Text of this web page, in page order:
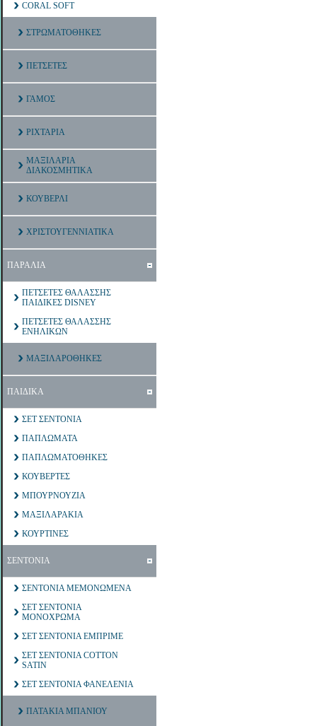
CORAL SOFT
ΣΤΡΩΜΑΤΟΘΗΚΕΣ
ΠΕΤΣΕΤΕΣ
ΓΑΜΟΣ
ΡΙΧΤΑΡΙΑ
ΜΑΞΙΛΑΡΙΑ
ΔΙΑΚΟΣΜΗΤΙΚΑ
ΚΟΥΒΕΡΛΙ
ΧΡΙΣΤΟΥΓΕΝΝΙΑΤΙΚΑ
ΠΑΡΑΛΙΑ
ΠΕΤΣΕΤΕΣ ΘΑΛΑΣΣΗΣ
ΠΑΙΔΙΚΕΣ DISNEY
ΠΕΤΣΕΤΕΣ ΘΑΛΑΣΣΗΣ
ΕΝΗΛΙΚΩΝ
ΜΑΞΙΛΑΡΟΘΗΚΕΣ
ΠΑΙΔΙΚΑ
ΣΕΤ ΣΕΝΤΟΝΙΑ
ΠΑΠΛΩΜΑΤΑ
ΠΑΠΛΩΜΑΤΟΘΗΚΕΣ
ΚΟΥΒΕΡΤΕΣ
ΜΠΟΥΡΝΟΥΖΙΑ
ΜΑΞΙΛΑΡΑΚΙΑ
ΚΟΥΡΤΙΝΕΣ
ΣΕΝΤΟΝΙΑ
ΣΕΝΤΟΝΙΑ ΜΕΜΟΝΩΜΕΝΑ
ΣΕΤ ΣΕΝΤΟΝΙΑ
ΜΟΝΟΧΡΩΜΑ
ΣΕΤ ΣΕΝΤΟΝΙΑ ΕΜΠΡΙΜΕ
ΣΕΤ ΣΕΝΤΟΝΙΑ COTTON
SATIN
ΣΕΤ ΣΕΝΤΟΝΙΑ ΦΑΝΕΛΕΝΙΑ
ΠΑΤΑΚΙΑ ΜΠΑΝΙΟΥ